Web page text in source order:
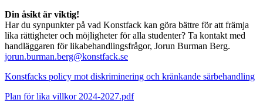
Din åsikt är viktig!
Har du synpunkter på vad Konstfack kan göra bättre för att främja
lika rättigheter och möjligheter för alla studenter? Ta kontakt med
handläggaren för likabehandlingsfrågor, Jorun Burman Berg.
jorun.burman.berg@konstfack.se
Konstfacks policy mot diskriminering och kränkande särbehandling
Plan för lika villkor 2024-2027.pdf